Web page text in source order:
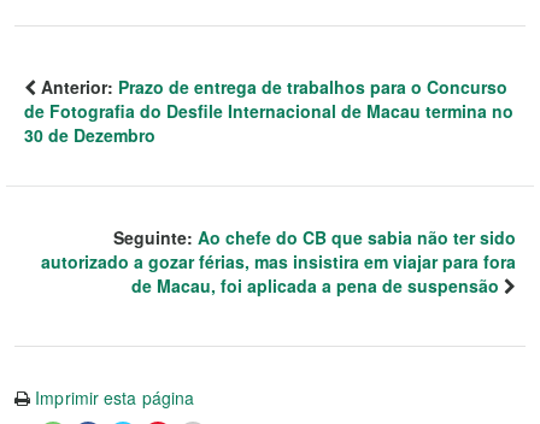
Anterior: Prazo de entrega de trabalhos para o Concurso
de Fotografia do Desfile Internacional de Macau termina no
30 de Dezembro
Seguinte: Ao chefe do CB que sabia não ter sido
autorizado a gozar férias, mas insistira em viajar para fora
de Macau, foi aplicada a pena de suspensão
Imprimir esta página